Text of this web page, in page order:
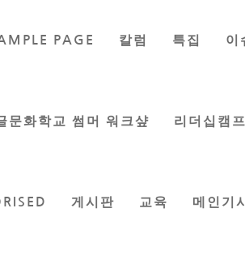
PAGE 칼럼 특집 이
문화학교 썸머 워크샾 리더십캠프
게시판 교육 메인기